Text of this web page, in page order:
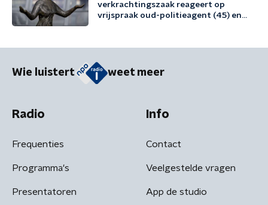
verkrachtingszaak reageert op
vrijspraak oud-politieagent (45) en
Wie luistert weet meer
Radio
Frequenties
Programma's
Presentatoren
Info
Contact
Veelgestelde vragen
App de studio